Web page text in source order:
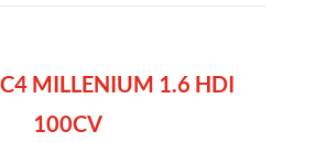
MILLENIUM 1.6 HDI
100CV